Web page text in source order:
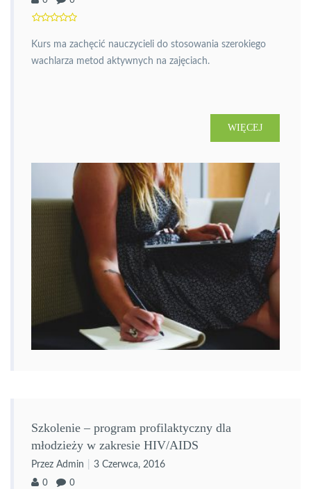
Kurs ma zachęcić nauczycieli do stosowania szerokiego
wachlarza metod aktywnych na zajęciach.
WIĘCEJ
Szkolenie – program profilaktyczny dla
młodzieży w zakresie HIV/AIDS
Przez Admin 3 Czerwca, 2016
0 0